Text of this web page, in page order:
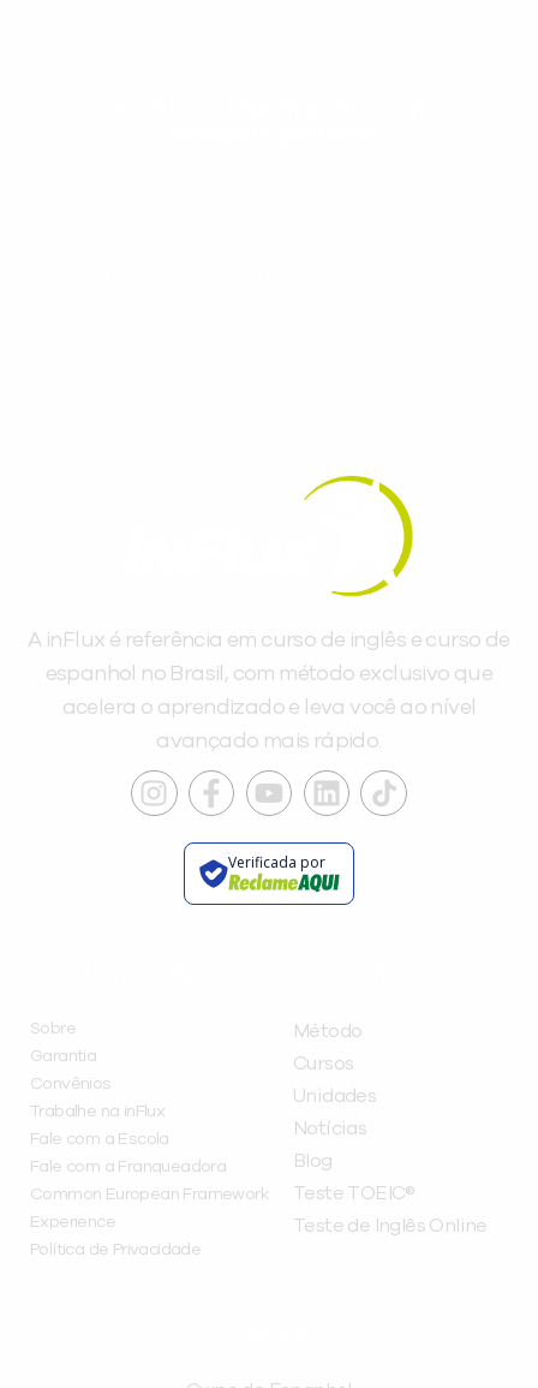
A inFlux é referência em curso de inglês e curso de
espanhol no Brasil, com método exclusivo que
acelera o aprendizado e leva você ao nível
avançado mais rápido.
Verificada por
Sobre
Garantia
Convênios
Trabalhe na inFlux
Fale com a Escola
Fale com a Franqueadora
Common European Framework
Experience
Política de Privacidade
Método
Cursos
Unidades
Notícias
Blog
Teste TOEIC®
Teste de Inglês Online